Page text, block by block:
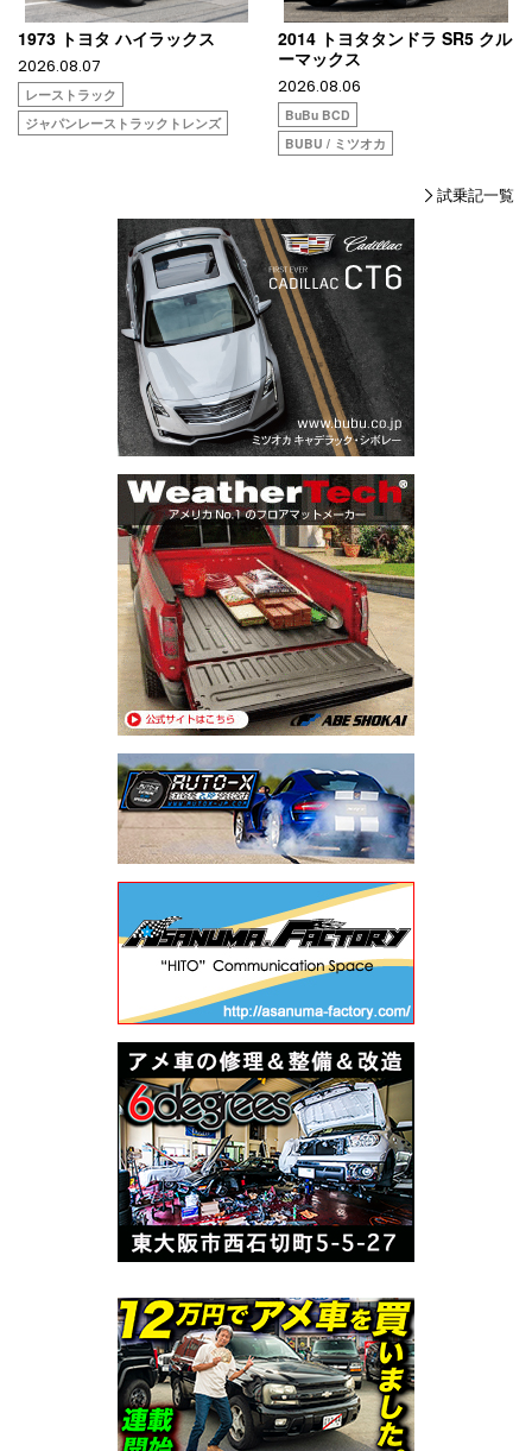
1973 トヨタ ハイラックス
2026.08.07
レーストラック
ジャパンレーストラックトレンズ
2014 トヨタタンドラ SR5 クル
ーマックス
2026.08.06
BuBu BCD
BUBU / ミツオカ
試乗記一覧